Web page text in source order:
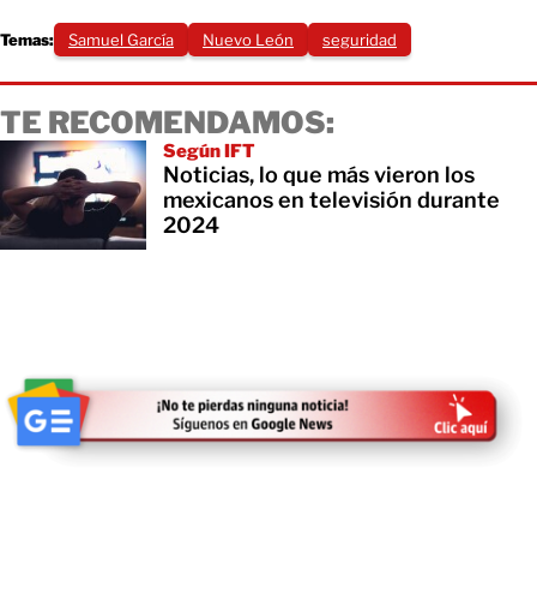
Temas: Samuel García Nuevo León seguridad
TE RECOMENDAMOS:
Según IFT
Noticias, lo que más vieron los
mexicanos en televisión durante
2024